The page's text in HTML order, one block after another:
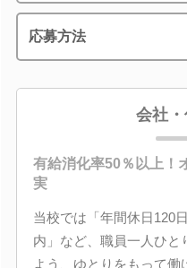
応募方法
会社
有給消化率50％以上！
実
当校では「年間休日120
内」など、職員一人ひと
よう、ゆとりをもって